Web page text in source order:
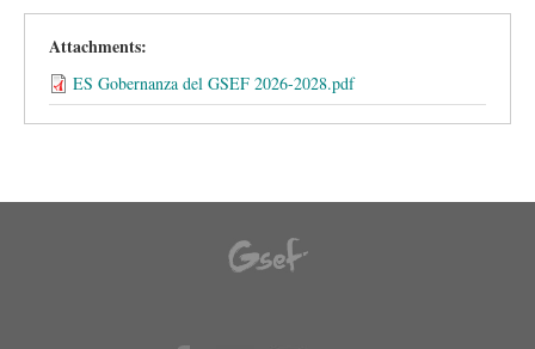
Attachments:
ES Gobernanza del GSEF 2026-2028.pdf